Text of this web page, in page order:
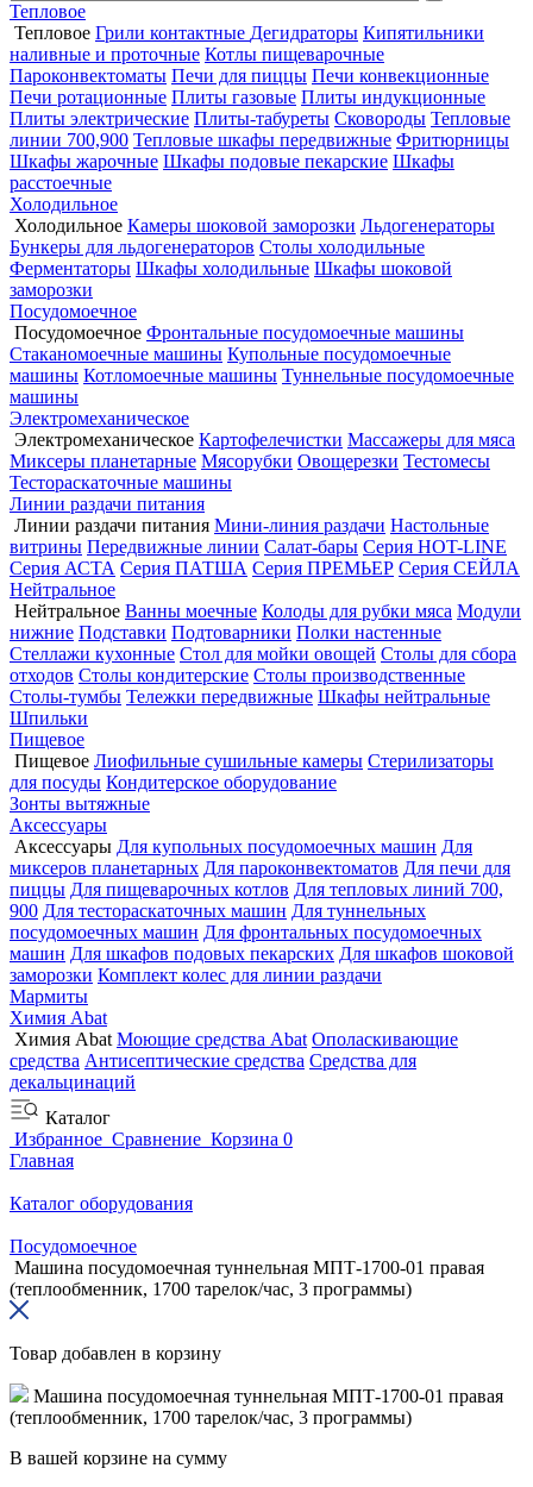
Тепловое
Тепловое Грили контактные Дегидраторы Кипятильники
наливные и проточные Котлы пищеварочные
Пароконвектоматы Печи для пиццы Печи конвекционные
Печи ротационные Плиты газовые Плиты индукционные
Плиты электрические Плиты-табуреты Сковороды Тепловые
линии 700,900 Тепловые шкафы передвижные Фритюрницы
Шкафы жарочные Шкафы подовые пекарские Шкафы
расстоечные
Холодильное
Холодильное Камеры шоковой заморозки Льдогенераторы
Бункеры для льдогенераторов Столы холодильные
Ферментаторы Шкафы холодильные Шкафы шоковой
заморозки
Посудомоечное
Посудомоечное Фронтальные посудомоечные машины
Стаканомоечные машины Купольные посудомоечные
машины Котломоечные машины Туннельные посудомоечные
машины
Электромеханическое
Электромеханическое Картофелечистки Массажеры для мяса
Миксеры планетарные Мясорубки Овощерезки Тестомесы
Тестораскаточные машины
Линии раздачи питания
Линии раздачи питания Мини-линия раздачи Настольные
витрины Передвижные линии Салат-бары Серия HOT-LINE
Серия АСТА Серия ПАТША Серия ПРЕМЬЕР Серия СЕЙЛА
Нейтральное
Нейтральное Ванны моечные Колоды для рубки мяса Модули
нижние Подставки Подтоварники Полки настенные
Стеллажи кухонные Стол для мойки овощей Столы для сбора
отходов Столы кондитерские Столы производственные
Столы-тумбы Тележки передвижные Шкафы нейтральные
Шпильки
Пищевое
Пищевое Лиофильные сушильные камеры Стерилизаторы
для посуды Кондитерское оборудование
Зонты вытяжные
Аксессуары
Аксессуары Для купольных посудомоечных машин Для
миксеров планетарных Для пароконвектоматов Для печи для
пиццы Для пищеварочных котлов Для тепловых линий 700,
900 Для тестораскаточных машин Для туннельных
посудомоечных машин Для фронтальных посудомоечных
машин Для шкафов подовых пекарских Для шкафов шоковой
заморозки Комплект колес для линии раздачи
Мармиты
Химия Abat
Химия Abat Моющие средства Abat Ополаскивающие
средства Антисептические средства Средства для
декальцинаций
Каталог
Избранное Сравнение Корзина 0
Главная
Каталог оборудования
Посудомоечное
Машина посудомоечная туннельная МПТ-1700-01 правая
(теплообменник, 1700 тарелок/час, 3 программы)
Товар добавлен в корзину
Машина посудомоечная туннельная МПТ-1700-01 правая
(теплообменник, 1700 тарелок/час, 3 программы)
В вашей корзине на сумму